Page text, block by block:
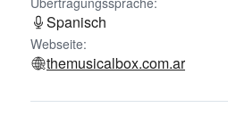
Spanisch
Webseite:
themusicalbox.com.ar